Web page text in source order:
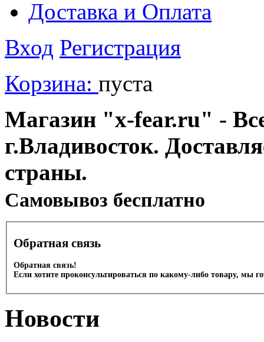
Доставка и Оплата
Вход Регистрация
Корзина: пуста
Магазин "x-fear.ru" -
г.Владивосток.
страны.
Cамовывоз бесплатно
Обратная связь
Обратная связь!
Если хотите проконсультироваться по какому-либо товару, мы
Новости